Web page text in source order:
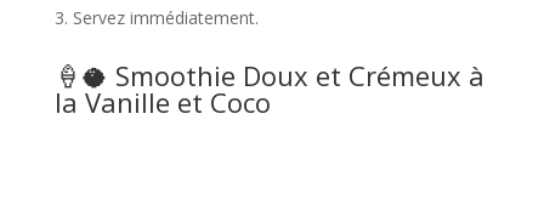
Servez immédiatement.
🍦🥥 Smoothie Doux et Crémeux à
la Vanille et Coco